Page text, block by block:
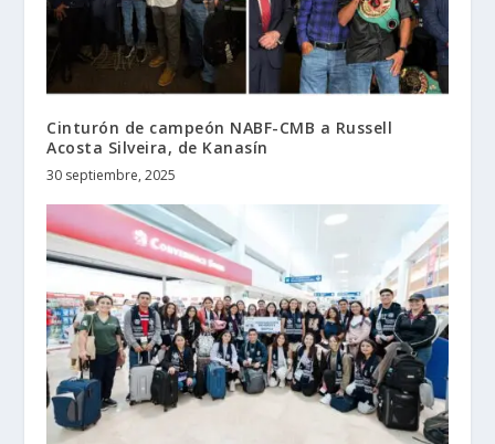
Cinturón de campeón NABF-CMB a Russell
Acosta Silveira, de Kanasín
30 septiembre, 2025